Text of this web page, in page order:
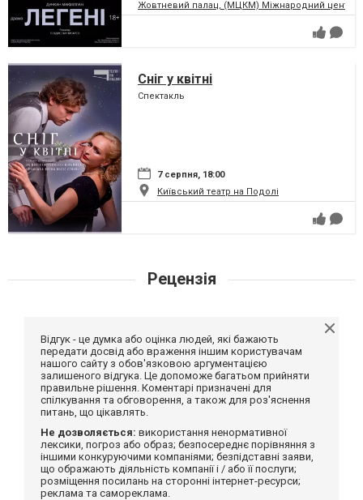
Жовтневий палац, (МЦКМ) Міжнародний центр
Сніг у квітні
Спектакль
7 серпня, 18:00
Київський театр на Подолі
Рецензія
Відгук - це думка або оцінка людей, які бажають
передати досвід або враження іншим користувачам
нашого сайту з обов'язковою аргументацією
залишеного відгука. Це допоможе багатьом прийняти
правильне рішення. Коментарі призначені для
спілкування та обговорення, а також для роз'яснення
питань, що цікавлять.
Не дозволяється: використання ненормативної
лексики, погроз або образ; безпосереднє порівняння з
іншими конкуруючими компаніями; безпідставні заяви,
що ображають діяльність компанії і / або її послуги;
розміщення посилань на сторонні інтернет-ресурси;
реклама та самореклама.